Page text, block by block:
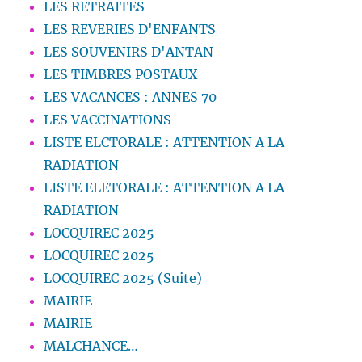
LES RETRAITES
LES REVERIES D'ENFANTS
LES SOUVENIRS D'ANTAN
LES TIMBRES POSTAUX
LES VACANCES : ANNES 70
LES VACCINATIONS
LISTE ELCTORALE : ATTENTION A LA
RADIATION
LISTE ELETORALE : ATTENTION A LA
RADIATION
LOCQUIREC 2025
LOCQUIREC 2025
LOCQUIREC 2025 (Suite)
MAIRIE
MAIRIE
MALCHANCE…